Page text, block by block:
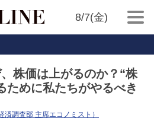
8/7(金)
株価は上がるのか？“株
ために私たちがやるべき
済調査部 主席エコノミスト）